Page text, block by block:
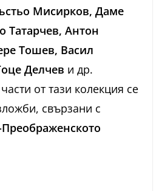
Мисирков, Даме
Татарчев, Антон
Тошев, Васил
Делчев и др.
от тази колекция се
свързани с